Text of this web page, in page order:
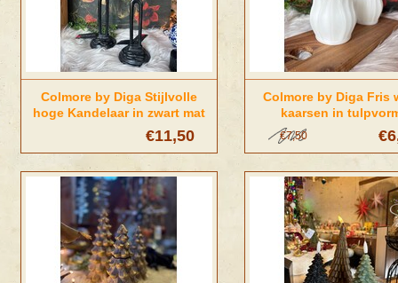
Colmore by Diga Stijlvolle
hoge Kandelaar in zwart mat
€11,50
Colmore by Diga Fris
kaarsen in
€7,50